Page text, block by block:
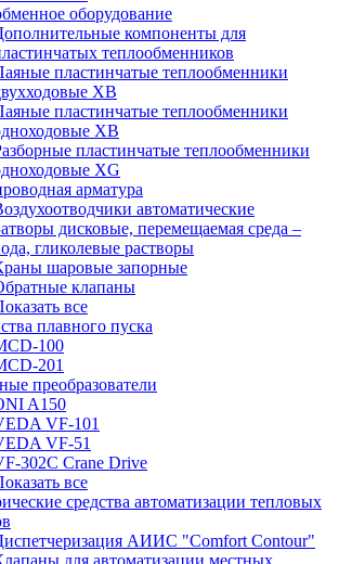
оборудование
компоненты для
теплообменников
пластинчатые теплообменники
XB
пластинчатые теплообменники
ХВ
пластинчатые теплообменники
ХG
арматура
автоматические
дисковые, перемещаемая среда –
гликолевые растворы
шаровые запорные
клапаны
все
плавного пуска
100
201
преобразователи
A150
VF-101
VF-51
302C Crane Drive
все
средства автоматизации тепловых
АИИС "Comfort Contour"
для автоматизации местных